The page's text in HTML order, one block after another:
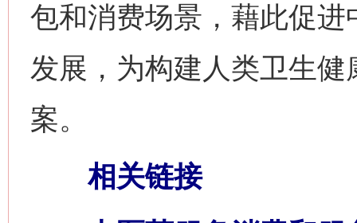
包和消费场景，藉此促
发展，为构建人类卫生
案。
相关链接